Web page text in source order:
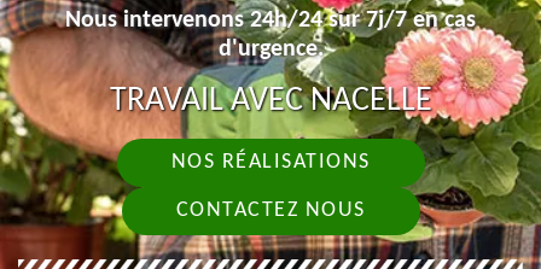
Nous intervenons 24h/24 sur 7j/7 en cas
d'urgence.
TRAVAIL AVEC NACELLE
NOS RÉALISATIONS
CONTACTEZ NOUS